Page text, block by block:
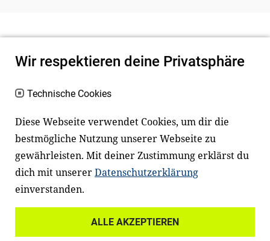
Newsletter
Facebook LinkedIn
Wir respektieren deine Privatsphäre
Technische Cookies
Diese Webseite verwendet Cookies, um dir die
bestmögliche Nutzung unserer Webseite zu
gewährleisten. Mit deiner Zustimmung erklärst du
dich mit unsererDatenschutzerklärung
einverstanden.
ALLE AKZEPTIEREN